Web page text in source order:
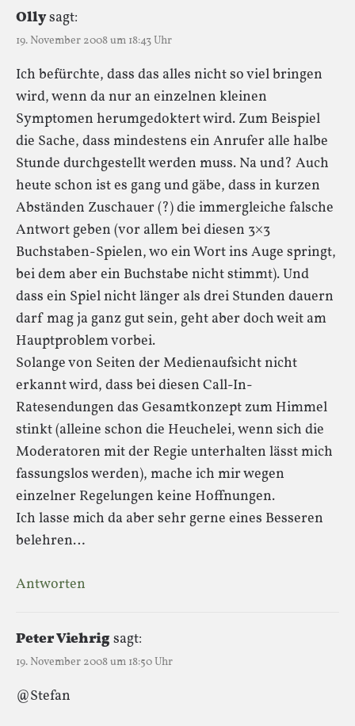
Ollysagt:
19. November 2008 um 18:43 Uhr
Ich befürchte, dass das alles nicht so viel bringen
wird, wenn da nur an einzelnen kleinen
Symptomen herumgedoktert wird. Zum Beispiel
die Sache, dass mindestens ein Anrufer alle halbe
Stunde durchgestellt werden muss. Na und? Auch
heute schon ist es gang und gäbe, dass in kurzen
Abständen Zuschauer (?) die immergleiche falsche
Antwort geben (vor allem bei diesen 3×3
Buchstaben-Spielen, wo ein Wort ins Auge springt,
bei dem aber ein Buchstabe nicht stimmt). Und
dass ein Spiel nicht länger als drei Stunden dauern
darf mag ja ganz gut sein, geht aber doch weit am
Hauptproblem vorbei.
Solange von Seiten der Medienaufsicht nicht
erkannt wird, dass bei diesen Call-In-
Ratesendungen das Gesamtkonzept zum Himmel
stinkt (alleine schon die Heuchelei, wenn sich die
Moderatoren mit der Regie unterhalten lässt mich
fassungslos werden), mache ich mir wegen
einzelner Regelungen keine Hoffnungen.
Ich lasse mich da aber sehr gerne eines Besseren
belehren…
Antworten
Peter Viehrigsagt:
19. November 2008 um 18:50 Uhr
@Stefan